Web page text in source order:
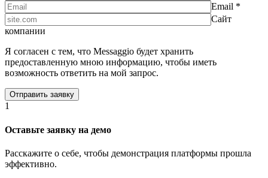
Email *
Сайт
компании
Я согласен с тем, что Messaggio будет хранить
предоставленную мною информацию, чтобы иметь
возможность ответить на мой запрос.
1
Оставьте заявку на демо
Расскажите о себе, чтобы демонстрация платформы прошла
эффективно.